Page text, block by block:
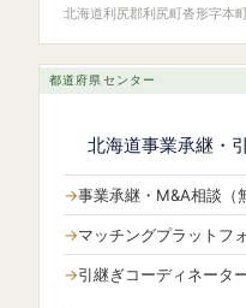
北海道利尻郡利尻町沓形字本
都道府県センター
北海道事業承継・
事業承継・M&A相談（
マッチングプラットフ
引継ぎコーディネータ